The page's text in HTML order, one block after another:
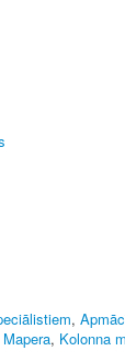
,
, Kolonna